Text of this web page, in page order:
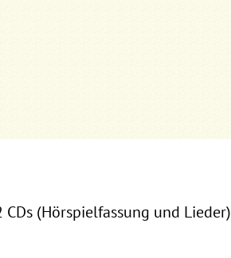
(Hörspielfassung und Lieder)